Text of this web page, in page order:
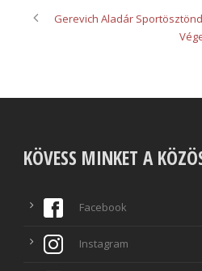
Gerevich Aladár
KÖVESS MINKET A
Facebook
Instagram